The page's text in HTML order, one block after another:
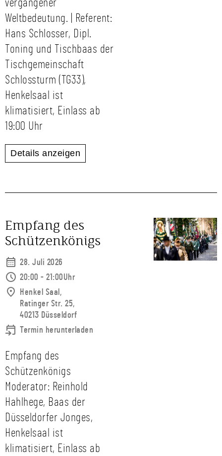
vergangener
Weltbedeutung. | Referent:
Hans Schlosser, Dipl.
Toning und Tischbaas der
Tischgemeinschaft
Schlossturm (TG33),
Henkelsaal ist
klimatisiert, Einlass ab
19:00 Uhr
Details anzeigen
Empfang des
Schützenkönigs
28. Juli 2026
20:00 - 21:00Uhr
Henkel Saal,
Ratinger Str. 25,
40213 Düsseldorf
Termin herunterladen
Empfang des
Schützenkönigs
Moderator: Reinhold
Hahlhege, Baas der
Düsseldorfer Jonges,
Henkelsaal ist
klimatisiert, Einlass ab